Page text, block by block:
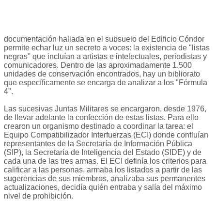
documentación hallada en el subsuelo del Edificio Cóndor
permite echar luz un secreto a voces: la existencia de "listas
negras" que incluían a artistas e intelectuales, periodistas y
comunicadores. Dentro de las aproximadamente 1.500
unidades de conservación encontrados, hay un bibliorato
que específicamente se encarga de analizar a los "Fórmula
4".
Las sucesivas Juntas Militares se encargaron, desde 1976,
de llevar adelante la confección de estas listas. Para ello
crearon un organismo destinado a coordinar la tarea: el
Equipo Compatibilizador Interfuerzas (ECI) donde confluían
representantes de la Secretaría de Información Pública
(SIP), la Secretaría de Inteligencia del Estado (SIDE) y de
cada una de las tres armas. El ECI definía los criterios para
calificar a las personas, armaba los listados a partir de las
sugerencias de sus miembros, analizaba sus permanentes
actualizaciones, decidía quién entraba y salía del máximo
nivel de prohibición.